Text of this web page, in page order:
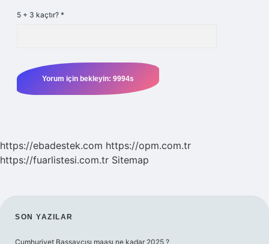
5 + 3 kaçtır? *
https://ebadestek.com https://opm.com.tr
https://fuarlistesi.com.tr Sitemap
SIDEBAR
SON YAZILAR
Cumhuriyet Başsavcısı maaşı ne kadar 2025 ?